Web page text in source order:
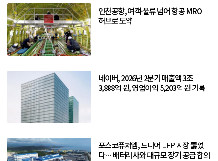
인천공항, 여객·물류 넘어 항공 MRO
허브로 도약
네이버, 2026년 2분기 매출액 3조
3,888억 원, 영업이익 5,203억 원 기록
포스코퓨처엠, 드디어 LFP 시장 뚫었
다… 배터리사와 대규모 장기 공급 합의